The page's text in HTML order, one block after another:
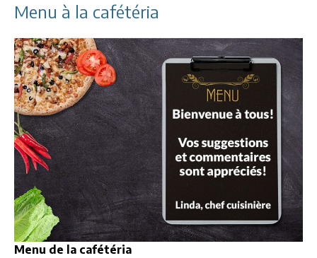
Menu à la cafétéria
Menu de la cafétéria